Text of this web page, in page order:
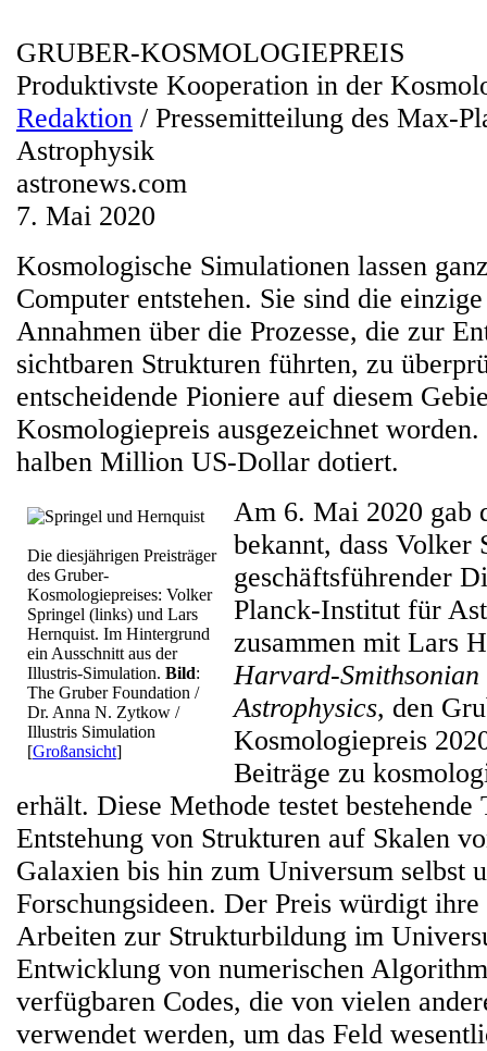
GRUBER-KOSMOLOGIEPREIS
Produktivste Kooperation in der
Redaktion / Pressemitteilung des Max-
Astrophysik
astronews.com
7. Mai 2020
Kosmologische Simulationen lassen
Computer entstehen. Sie sind die
Annahmen über die Prozesse, die zur
sichtbaren Strukturen führten, zu
entscheidende Pioniere auf diesem
Kosmologiepreis ausgezeichnet
halben Million US-Dollar dotiert.
Die diesjährigen Preisträger
des Gruber-
Kosmologiepreises: Volker
Springel (links) und Lars
Hernquist. Im Hintergrund
ein Ausschnitt aus der
Illustris-Simulation. Bild:
The Gruber Foundation /
Dr. Anna N. Zytkow /
Illustris Simulation
[Großansicht]
Am 6. Mai 2020 gab
bekannt, dass Volker
geschäftsführender
Planck-Institut für
zusammen mit Lars
Harvard-
Astrophysics, den
Kosmologiepreis
Beiträge zu
erhält. Diese Methode testet
Entstehung von Strukturen auf Skalen
Galaxien bis hin zum Universum selbst
Forschungsideen. Der Preis würdigt
Arbeiten zur Strukturbildung im
Entwicklung von numerischen
verfügbaren Codes, die von vielen
verwendet werden, um das Feld